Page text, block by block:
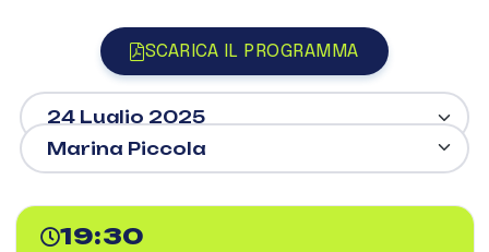
SCARICA IL PROGRAMMA
19:30